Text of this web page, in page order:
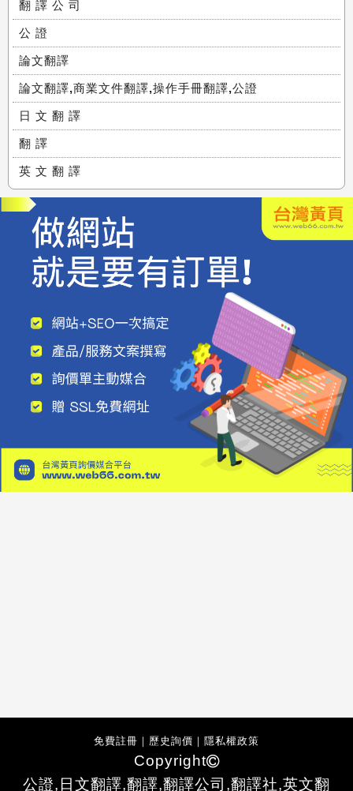
翻 譯 公 司
公 證
論文翻譯
論文翻譯,商業文件翻譯,操作手冊翻譯,公證
日 文 翻 譯
翻 譯
英 文 翻 譯
免費註冊 ｜ 歷史詢價 ｜ 隱私權政策
Copyright
公證,日文翻譯,翻譯,翻譯公司,翻譯社,英文翻